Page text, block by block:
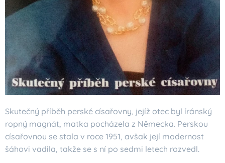
Skutečný příběh perské císařovny, jejíž otec byl íránský
ropný magnát, matka pocházela z Německa. Perskou
císařovnou se stala v roce 1951, avšak její modernost
šáhovi vadila, takže se s ní po sedmi letech rozvedl.